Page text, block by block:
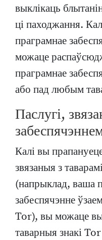
выклікаць
ці паходжання.
праграмнае
можаце
праграмнае
або пад любым
Паслугі,
Калі вы
звязаныя з
(напрыклад, ваша
забеспячэнне
Tor), вы можаце
таварныя знакі